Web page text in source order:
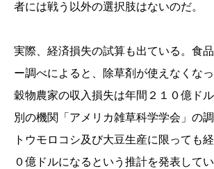
者には戦う以外の選択肢はないのだ。
実際、経済損失の試算も出ている。食
ー調べによると、除草剤が使えなくな
穀物農家の収入損失は年間２１０億ドル
別の機関「アメリカ雑草科学学会」の
トウモロコシ及び大豆生産に限っても
０億ドルになるという推計を発表してい